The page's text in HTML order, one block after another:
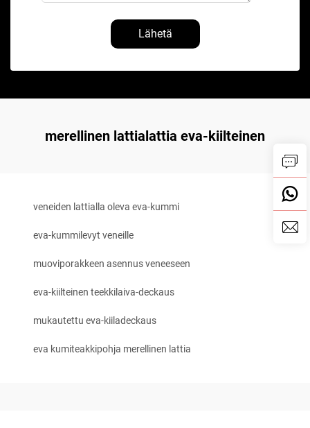
Lähetä
merellinen lattialattia eva-kiilteinen
veneiden lattialla oleva eva-kummi
eva-kummilevyt veneille
muoviporakkeen asennus veneeseen
eva-kiilteinen teekkilaiva-deckaus
mukautettu eva-kiiladeckaus
eva kumiteakkipohja merellinen lattia